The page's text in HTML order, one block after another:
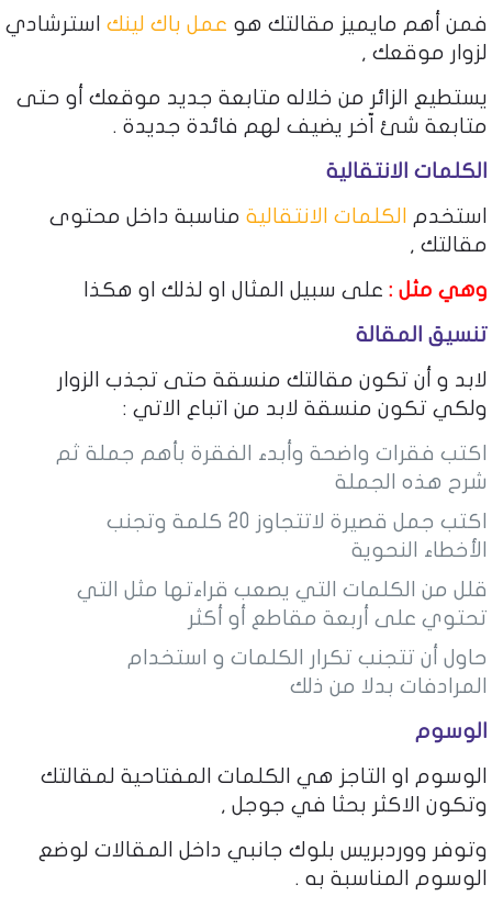
فمن أهم مايميز مقالتك هو عمل باك لينك استرشادي
لزوار موقعك ,
يستطيع الزائر من خلاله متابعة جديد موقعك أو حتى
متابعة شئ اّخر يضيف لهم فائدة جديدة .
الكلمات الانتقالية
استخدم الكلمات الانتقالية مناسبة داخل محتوى
مقالتك ,
وهي مثل : على سبيل المثال او لذلك او هكذا
تنسيق المقالة
لابد و أن تكون مقالتك منسقة حتى تجذب الزوار
ولكي تكون منسقة لابد من اتباع الاتي :
اكتب فقرات واضحة وأبدء الفقرة بأهم جملة ثم
شرح هذه الجملة
اكتب جمل قصيرة لاتتجاوز 20 كلمة وتجنب
الأخطاء النحوية
قلل من الكلمات التي يصعب قراءتها مثل التي
تحتوي على أربعة مقاطع أو أكثر
حاول أن تتجنب تكرار الكلمات و استخدام
المرادفات بدلا من ذلك
الوسوم
الوسوم او التاجز هي الكلمات المفتاحية لمقالتك
وتكون الاكثر بحثا في جوجل ,
وتوفر ووردبريس بلوك جانبي داخل المقالات لوضع
الوسوم المناسبة به .